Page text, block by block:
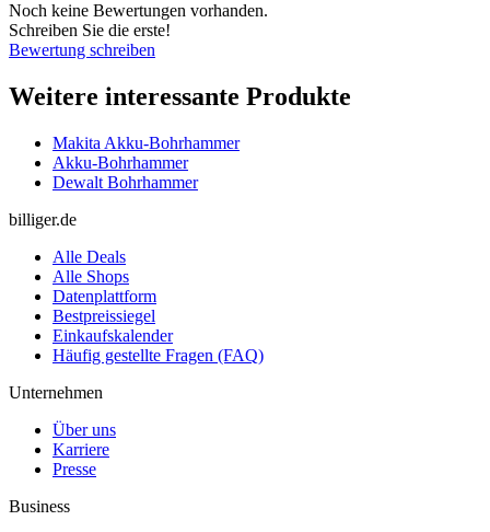
Noch keine Bewertungen vorhanden.
Schreiben Sie die erste!
Bewertung schreiben
Weitere interessante Produkte
Makita Akku-Bohrhammer
Akku-Bohrhammer
Dewalt Bohrhammer
billiger.de
Alle Deals
Alle Shops
Datenplattform
Bestpreissiegel
Einkaufskalender
Häufig gestellte Fragen (FAQ)
Unternehmen
Über uns
Karriere
Presse
Business